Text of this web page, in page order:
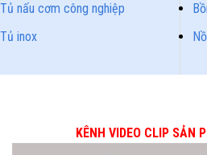
Tủ nấu cơm công nghiệp
Tủ inox
KÊNH VIDEO CLIP SẢN